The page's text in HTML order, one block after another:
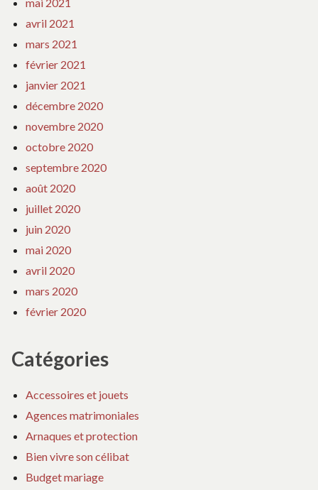
mai 2021
avril 2021
mars 2021
février 2021
janvier 2021
décembre 2020
novembre 2020
octobre 2020
septembre 2020
août 2020
juillet 2020
juin 2020
mai 2020
avril 2020
mars 2020
février 2020
Catégories
Accessoires et jouets
Agences matrimoniales
Arnaques et protection
Bien vivre son célibat
Budget mariage